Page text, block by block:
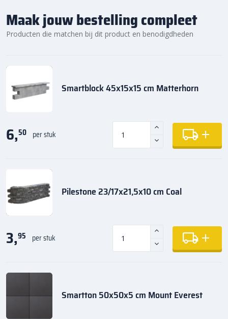
Maak jouw bestelling compleet
Producten die matchen bij dit product en benodigdheden
Smartblock 45x15x15 cm Matterhorn
6,50 per stuk
Pilestone 23/17x21,5x10 cm Coal
3,95 per stuk
Smartton 50x50x5 cm Mount Everest